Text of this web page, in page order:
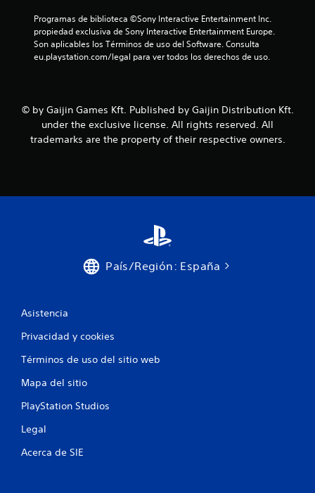
Programas de biblioteca ©Sony Interactive Entertainment Inc.
propiedad exclusiva de Sony Interactive Entertainment Europe.
Son aplicables los Términos de uso del Software. Consulta
eu.playstation.com/legal para ver todos los derechos de uso.
© by Gaijin Games Kft. Published by Gaijin Distribution Kft.
under the exclusive license. All rights reserved. All
trademarks are the property of their respective owners.
País/Región: España
Asistencia
Privacidad y cookies
Términos de uso del sitio web
Mapa del sitio
PlayStation Studios
Legal
Acerca de SIE